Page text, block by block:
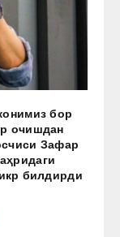
бор
очишдан
Зафар
билдирди